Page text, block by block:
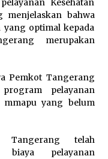
Kesehatan
menjelaskan bahwa
yang optimal kepada
merupakan
Pemkot Tangerang
pelayanan
mmapu yang belum
telah
biaya pelayanan